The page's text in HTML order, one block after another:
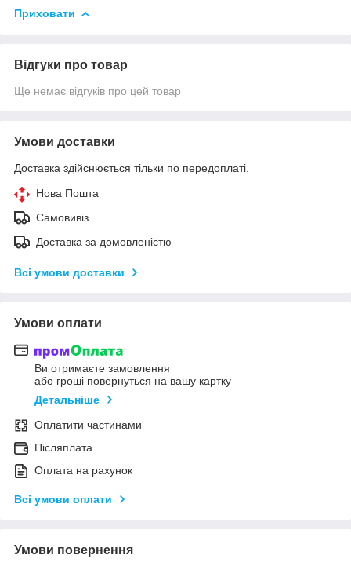
Приховати
Відгуки про товар
Ще немає відгуків про цей товар
Умови доставки
Доставка здійснюється тільки по передоплаті.
Нова Пошта
Самовивіз
Доставка за домовленістю
Всі умови доставки
Умови оплати
Ви отримаєте замовлення
або гроші повернуться на вашу картку
Детальніше
Оплатити частинами
Післяплата
Оплата на рахунок
Всі умови оплати
Умови повернення